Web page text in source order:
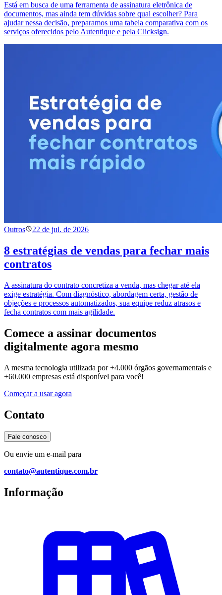
Está em busca de uma ferramenta de assinatura eletrônica de
documentos, mas ainda tem dúvidas sobre qual escolher? Para
ajudar nessa decisão, preparamos uma tabela comparativa com os
serviços oferecidos pelo Autentique e pela Clicksign.
Outros 22 de jul. de 2026
8 estratégias de vendas para fechar mais
contratos
A assinatura do contrato concretiza a venda, mas chegar até ela
exige estratégia. Com diagnóstico, abordagem certa, gestão de
objeções e processos automatizados, sua equipe reduz atrasos e
fecha contratos com mais agilidade.
Comece a assinar documentos
digitalmente agora mesmo
A mesma tecnologia utilizada por+4.000 órgãos governamentais e
+60.000 empresas está disponível para você!
Começar a usar agora
Contato
Fale conosco
Ou envie um e-mail para
contato@autentique.com.br
Informação